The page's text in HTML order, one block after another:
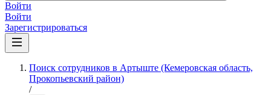
Войти
Войти
Зарегистрироваться
Поиск сотрудников в Артыште (Кемеровская область,
Прокопьевский район)
/